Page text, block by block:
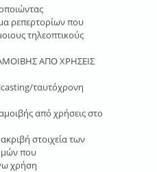
ρεπερτορίων που
τηλεοπτικούς
ΑΠΟ ΧΡΗΣΕΙΣ
ταυτόχρονη
από χρήσεις στο
στοιχεία των
που
χρήση